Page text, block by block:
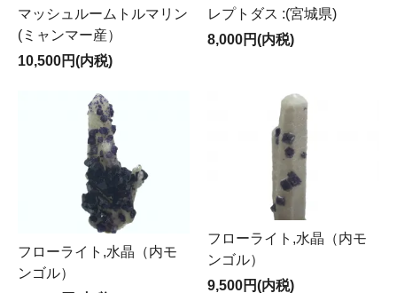
マッシュルームトルマリン
(ミャンマー産）
10,500円(内税)
レプトダス :(宮城県)
8,000円(内税)
フローライト,水晶（内モ
ンゴル）
フローライト,水晶（内モ
ンゴル）
9,500円(内税)